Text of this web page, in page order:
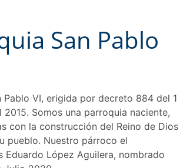
San Pablo
Pablo VI, erigida por decreto 884 del 1
Somos una parroquia naciente,
con la construcción del Reino de Dios
pueblo. Nuestro párroco el
Eduardo López Aguilera, nombrado